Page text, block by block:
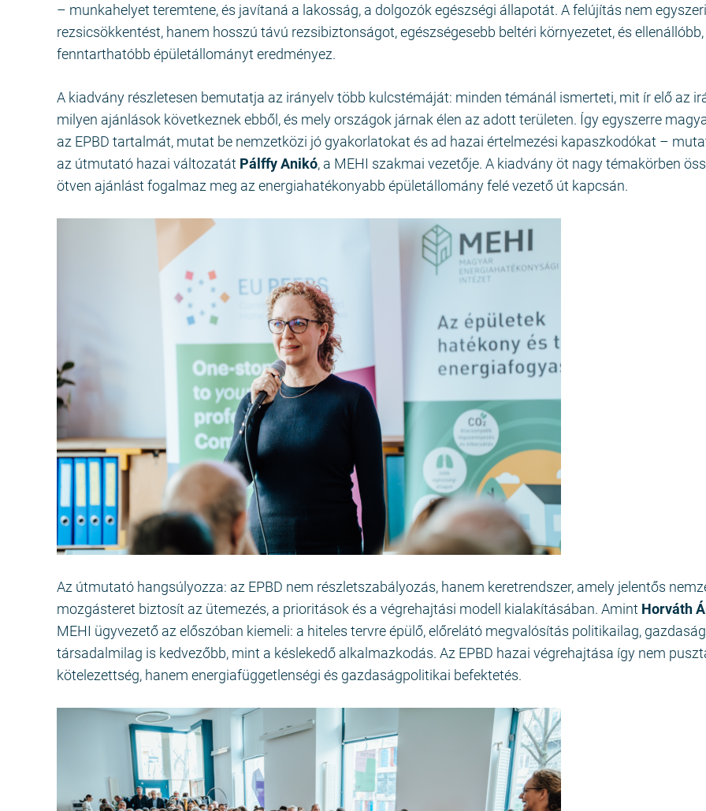
– munkahelyet teremtene, és javítaná a lakosság, a dolgozók egészségi állapotát. A felújítás nem egyszeri
rezsicsökkentést, hanem hosszú távú rezsibiztonságot, egészségesebb beltéri környezetet, és ellenállóbb,
fenntarthatóbb épületállományt eredményez.
A kiadvány részletesen bemutatja az irányelv több kulcstémáját: minden témánál ismerteti, mit ír elő az
milyen ajánlások következnek ebből, és mely országok járnak élen az adott területen. Így egyszerre
az EPBD tartalmát, mutat be nemzetközi jó gyakorlatokat és ad hazai értelmezési kapaszkodókat –
az útmutató hazai változatát Pálffy Anikó, a MEHI szakmai vezetője. A kiadvány öt nagy témakörben
ötven ajánlást fogalmaz meg az energiahatékonyabb épületállomány felé vezető út kapcsán.
Az útmutató hangsúlyozza: az EPBD nem részletszabályozás, hanem keretrendszer, amely jelentős
mozgásteret biztosít az ütemezés, a prioritások és a végrehajtási modell kialakításában. Amint Horváth
MEHI ügyvezető az előszóban kiemeli: a hiteles tervre épülő, előrelátó megvalósítás politikailag,
társadalmilag is kedvezőbb, mint a késlekedő alkalmazkodás. Az EPBD hazai végrehajtása így nem
kötelezettség, hanem energiafüggetlenségi és gazdaságpolitikai befektetés.